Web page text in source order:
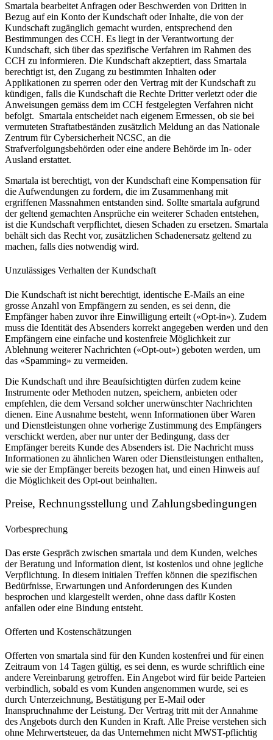
Smartala bearbeitet Anfragen oder Beschwerden von Dritten in
Bezug auf ein Konto der Kundschaft oder Inhalte, die von der
Kundschaft zugänglich gemacht wurden, entsprechend den
Bestimmungen des CCH. Es liegt in der Verantwortung der
Kundschaft, sich über das spezifische Verfahren im Rahmen des
CCH zu informieren. Die Kundschaft akzeptiert, dass Smartala
berechtigt ist, den Zugang zu bestimmten Inhalten oder
Applikationen zu sperren oder den Vertrag mit der Kundschaft zu
kündigen, falls die Kundschaft die Rechte Dritter verletzt oder die
Anweisungen gemäss dem im CCH festgelegten Verfahren nicht
befolgt. Smartala entscheidet nach eigenem Ermessen, ob sie bei
vermuteten Straftatbeständen zusätzlich Meldung an das Nationale
Zentrum für Cybersicherheit NCSC, an die
Strafverfolgungsbehörden oder eine andere Behörde im In- oder
Ausland erstattet.
Smartala ist berechtigt, von der Kundschaft eine Kompensation für
die Aufwendungen zu fordern, die im Zusammenhang mit
ergriffenen Massnahmen entstanden sind. Sollte smartala aufgrund
der geltend gemachten Ansprüche ein weiterer Schaden entstehen,
ist die Kundschaft verpflichtet, diesen Schaden zu ersetzen. Smartala
behält sich das Recht vor, zusätzlichen Schadenersatz geltend zu
machen, falls dies notwendig wird.
Unzulässiges Verhalten der Kundschaft
Die Kundschaft ist nicht berechtigt, identische E-Mails an eine
grosse Anzahl von Empfängern zu senden, es sei denn, die
Empfänger haben zuvor ihre Einwilligung erteilt («Opt-in»). Zudem
muss die Identität des Absenders korrekt angegeben werden und den
Empfängern eine einfache und kostenfreie Möglichkeit zur
Ablehnung weiterer Nachrichten («Opt-out») geboten werden, um
das «Spamming» zu vermeiden.
Die Kundschaft und ihre Beaufsichtigten dürfen zudem keine
Instrumente oder Methoden nutzen, speichern, anbieten oder
empfehlen, die dem Versand solcher unerwünschter Nachrichten
dienen. Eine Ausnahme besteht, wenn Informationen über Waren
und Dienstleistungen ohne vorherige Zustimmung des Empfängers
verschickt werden, aber nur unter der Bedingung, dass der
Empfänger bereits Kunde des Absenders ist. Die Nachricht muss
Informationen zu ähnlichen Waren oder Dienstleistungen enthalten,
wie sie der Empfänger bereits bezogen hat, und einen Hinweis auf
die Möglichkeit des Opt-out beinhalten.
Preise, Rechnungsstellung und Zahlungsbedingungen
Vorbesprechung
Das erste Gespräch zwischen smartala und dem Kunden, welches
der Beratung und Information dient, ist kostenlos und ohne jegliche
Verpflichtung. In diesem initialen Treffen können die spezifischen
Bedürfnisse, Erwartungen und Anforderungen des Kunden
besprochen und klargestellt werden, ohne dass dafür Kosten
anfallen oder eine Bindung entsteht.
Offerten und Kostenschätzungen
Offerten von smartala sind für den Kunden kostenfrei und für einen
Zeitraum von 14 Tagen gültig, es sei denn, es wurde schriftlich eine
andere Vereinbarung getroffen. Ein Angebot wird für beide Parteien
verbindlich, sobald es vom Kunden angenommen wurde, sei es
durch Unterzeichnung, Bestätigung per E-Mail oder
Inanspruchnahme der Leistung. Der Vertrag tritt mit der Annahme
des Angebots durch den Kunden in Kraft. Alle Preise verstehen sich
ohne Mehrwertsteuer, da das Unternehmen nicht MWST-pflichtig